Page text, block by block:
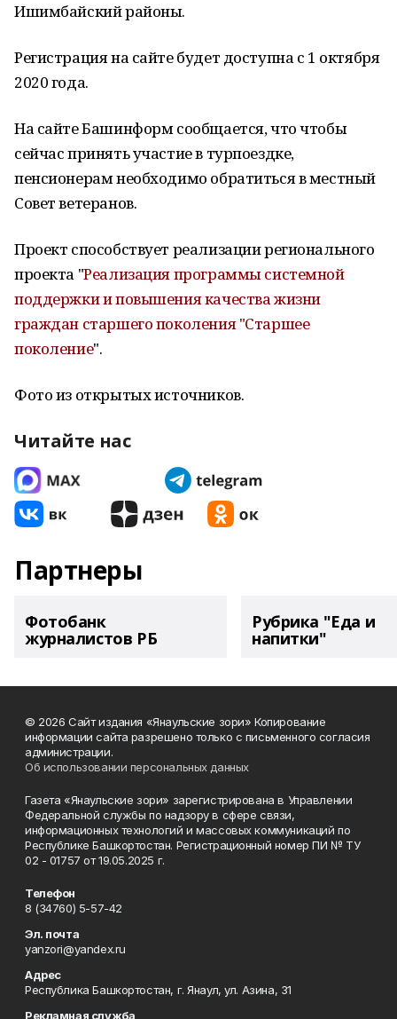
Ишимбайский районы.
Регистрация на сайте будет доступна с 1 октября
2020 года.
На сайте Башинформ сообщается, что чтобы
сейчас принять участие в турпоездке,
пенсионерам необходимо обратиться в местный
Совет ветеранов.
Проект способствует реализации регионального
проекта "Реализация программы системной
поддержки и повышения качества жизни
граждан старшего поколения "Старшее
поколение".
Фото из открытых источников.
Читайте нас
Партнеры
Фотобанк
журналистов РБ
Рубрика "Еда и
напитки"
© 2026 Сайт издания «Янаульские зори» Копирование
информации сайта разрешено только с письменного согласия
администрации.
Об использовании персональных данных
Газета «Янаульские зори» зарегистрирована в Управлении
Федеральной службы по надзору в сфере связи,
информационных технологий и массовых коммуникаций по
Республике Башкортостан. Регистрационный номер ПИ № ТУ
02 - 01757 от 19.05.2025 г.
Телефон
8 (34760) 5-57-42
Эл. почта
yanzori@yandex.ru
Адрес
Республика Башкортостан, г. Янаул, ул. Азина, 31
Рекламная служба